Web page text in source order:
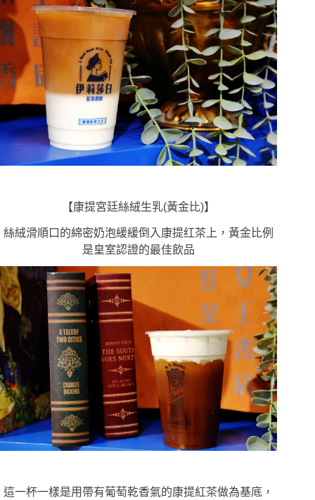
【康提宮廷絲絨生乳(黃金比)】
絲絨滑順口的綿密奶泡緩緩倒入康提红茶上，黃金比例
是皇室認證的最佳飲品
這一杯一樣是用帶有葡萄乾香氣的康提紅茶做為基底，